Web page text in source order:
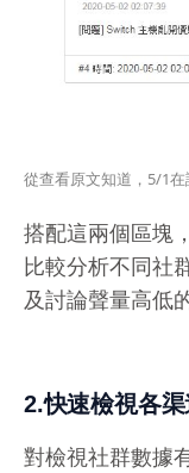
從查看原文知道，5/1
搭配這兩個區塊
比較分析不同社
及討論聲量高低
2.快速檢視各
對檢視社群數據